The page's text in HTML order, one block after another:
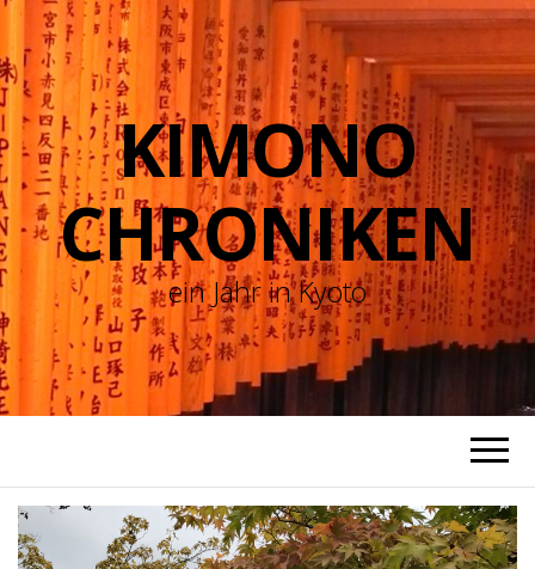
KIMONO
CHRONIKEN
ein Jahr in Kyoto